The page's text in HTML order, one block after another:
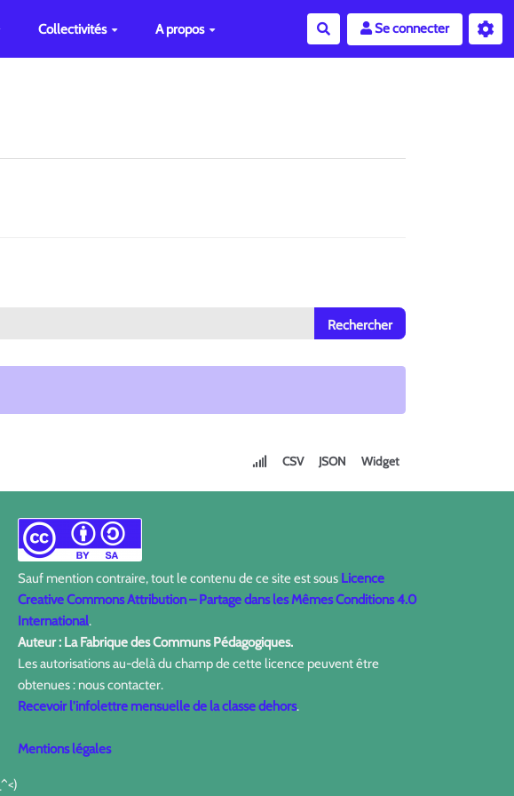
Collectivités A propos RechercherSe connecter
CSV JSON Widget
Sauf mention contraire, tout le contenu de ce site est sous Licence
Creative Commons Attribution – Partage dans les Mêmes Conditions 4.0
International.
Auteur : La Fabrique des Communs Pédagogiques.
Les autorisations au-delà du champ de cette licence peuvent être
obtenues : nous contacter.
Recevoir l'infolettre mensuelle de la classe dehors.
Mentions légales